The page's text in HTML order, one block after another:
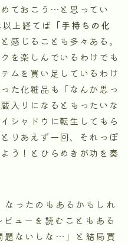
ておこう…と思ってい
上経てば 「手持ちの化
と感じることも多々ある。
を楽しんでいるわけでも
ムを買い足しているわけ
た化粧品も「なんか思っ
入りになるともったいな
シャドウに転生してもら
りあえず一回、それっぽ
う！とひらめきが功を奏
ったのもあるかもしれ
ューを読むこともある
題ないしな…」と結局買